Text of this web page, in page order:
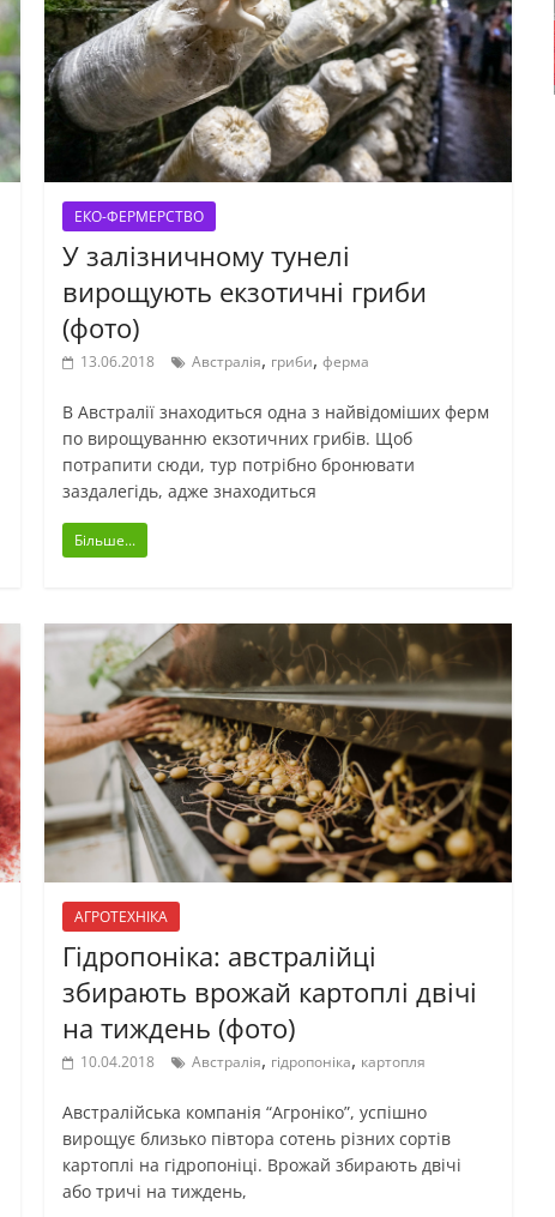
ЕКО-ФЕРМЕРСТВО
У залізничному тунелі
вирощують екзотичні гриби
(фото)
13.06.2018 Австралія, гриби,ферма
В Австралії знаходиться одна з найвідоміших ферм
по вирощуванню екзотичних грибів. Щоб
потрапити сюди, тур потрібно бронювати
заздалегідь, адже знаходиться
Більше...
АГРОТЕХНІКА
Гідропоніка: австралійці
збирають врожай картоплі двічі
на тиждень (фото)
10.04.2018 Австралія, гідропоніка, картопля
Австралійська компанія “Агроніко”, успішно
вирощує близько півтора сотень різних сортів
картоплі на гідропоніці. Врожай збирають двічі
або тричі на тиждень,